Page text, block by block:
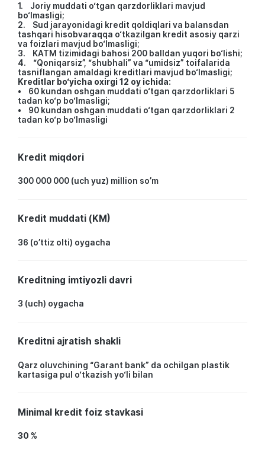
1. Joriy muddati o‘tgan qarzdorliklari mavjud
bo‘lmasligi;
2. Sud jarayonidagi kredit qoldiqlari va balansdan
tashqari hisobvaraqqa o‘tkazilgan kredit asosiy qarzi
va foizlari mavjud bo‘lmasligi;
3. KATM tizimidagi bahosi 200 balldan yuqori bo‘lishi;
4. “Qoniqarsiz”, “shubhali” va “umidsiz” toifalarida
tasniflangan amaldagi kreditlari mavjud bo‘lmasligi;
Kreditlar bo‘yicha oxirgi 12 oy ichida:
• 60 kundan oshgan muddati o‘tgan qarzdorliklari 5
tadan ko‘p bo‘lmasligi;
• 90 kundan oshgan muddati o‘tgan qarzdorliklari 2
tadan ko‘p bo‘lmasligi
Kredit miqdori
300 000 000 (uch yuz) million so’m
Kredit muddati (KM)
36 (o’ttiz olti) oygacha
Kreditning imtiyozli davri
3 (uch) oygacha
Kreditni ajratish shakli
Qarz oluvchining “Garant bank” da ochilgan plastik
kartasiga pul o‘tkazish yo‘li bilan
Minimal kredit foiz stavkasi
30 %